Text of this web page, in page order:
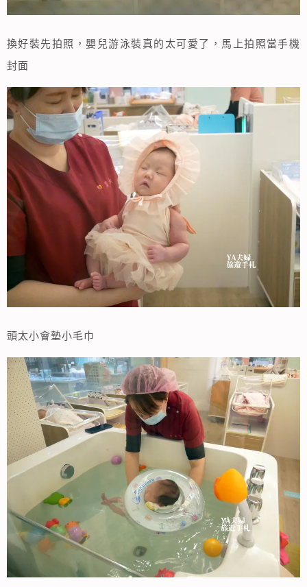
換好裝先拍照，嬰兒游泳裝真的太可愛了，馬上拍照當手機
封面
頭太小會墊小毛巾